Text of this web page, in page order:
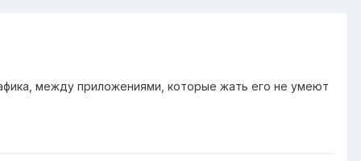
между приложениями, которые жать его не умеют